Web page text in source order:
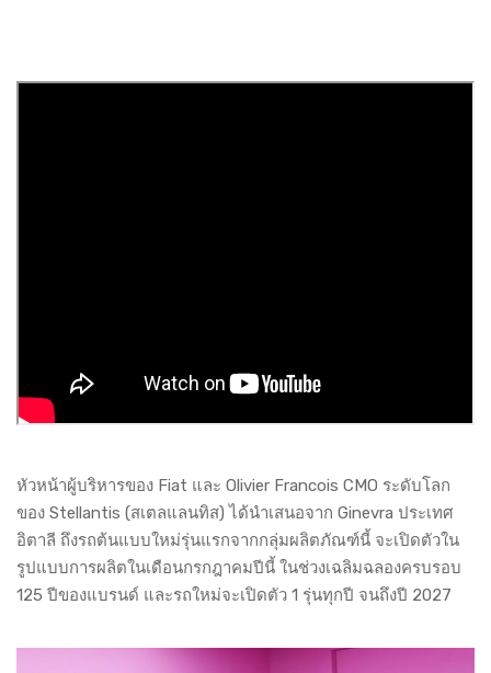
หัวหน้าผู้บริหารของ Fiat และ Olivier Francois CMO ระดับโลก
ของ Stellantis (สเตลแลนทิส) ได้นำเสนอจาก Ginevra ประเทศ
อิตาลี ถึงรถต้นแบบใหม่รุ่นแรกจากกลุ่มผลิตภัณฑ์นี้ จะเปิดตัวใน
รูปแบบการผลิตในเดือนกรกฎาคมปีนี้ ในช่วงเฉลิมฉลองครบรอบ
125 ปีของแบรนด์ และรถใหม่จะเปิดตัว 1 รุ่นทุกปี จนถึงปี 2027